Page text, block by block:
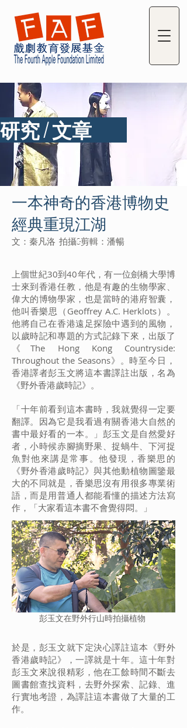
研究 / 文章
一本神奇的香港博物史
經典重現江湖
文：秦凡洛 拍攝&剪輯：潘暢
上個世紀30到40年代，有一位劍橋大學博
士來到香港任教，他是有趣的生物學家、
偉大的博物學家，也是當時的港府智囊，
他叫香樂思（Geoffrey A.C. Herklots）。
他將自己在香港遠足探險中遇到的風物，
以歲時記和專題的方式記錄下來，出版了
《The Hong Kong Countryside:
Throughout the Seasons》。時至今日，
香港譯者彭玉文將這本書譯註出版，名為
《野外香港歲時記》。
「十年前看到這本書時，我就覺得一定要
翻譯。因為它是我看過有關香港大自然的
書中最好看的一本。」彭玉文是自然愛好
者，小時候赤腳摘野果、捉蝸牛、下河捉
魚對他來講是常事。他發現，香樂思的
《野外香港歲時記》與其他動植物圖鑒最
大的不同就是，香樂思沒有用很多專業術
語，而是用普通人都能看懂的描述方法寫
作，「大家看這本書不會覺得悶。」
彭玉文在野外行山時拍攝植物
於是，彭玉文就下定決心譯註這本《野外
香港歲時記》，一譯就是十年。這十年對
彭玉文來說很精彩，他在工餘時間不斷去
圖書館查找資料，去野外探索、記錄、進
行實地考證，為譯註這本書做了大量的工
作。